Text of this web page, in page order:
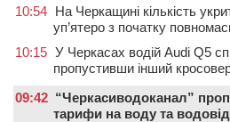
10:54 На Черкащині кількість
уп’ятеро з початку
10:15 У Черкасах водій Audi Q5
пропустивши інший
09:42 “Черкасиводоканал”
тарифи на воду та